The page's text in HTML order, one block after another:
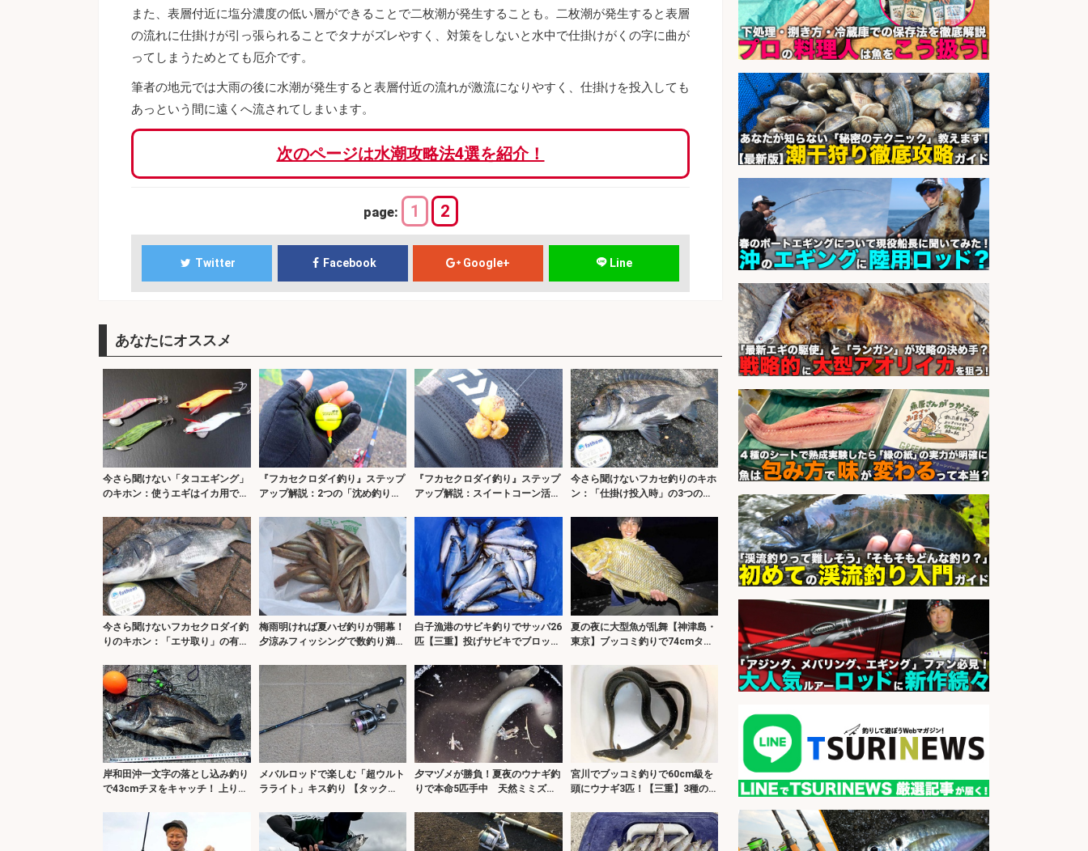
また、表層付近に塩分濃度の低い層ができることで二枚潮が発生することも。二枚潮が発生すると表層
の流れに仕掛けが引っ張られることでタナがズレやすく、対策をしないと水中で仕掛けがくの字に曲が
ってしまうためとても厄介です。
筆者の地元では大雨の後に水潮が発生すると表層付近の流れが激流になりやすく、仕掛けを投入しても
あっという間に遠くへ流されてしまいます。
次のページは水潮攻略法4選を紹介！
page: 1 2
Twitter Facebook Google+ Line
あなたにオススメ
今さら聞けない「タコエギング」
のキホン：使うエギはイカ用では
『フカセクロダイ釣り』ステップ
アップ解説：2つの「沈め釣り」
『フカセクロダイ釣り』ステップ
アップ解説：スイートコーン活用
今さら聞けないフカセ釣りのキホ
ン：「仕掛け投入時」の3つのコ
今さら聞けないフカセクロダイ釣
りのキホン：「エサ取り」の有効
梅雨明ければ夏ハゼ釣りが開幕！
夕涼みフィッシングで数釣り満喫
白子漁港のサビキ釣りでサッパ26
匹【三重】投げサビキでブロック
夏の夜に大型魚が乱舞【神津島・
東京】ブッコミ釣りで74cmタマ
岸和田沖一文字の落とし込み釣り
で43cmチヌをキャッチ！ 上り潮
メバルロッドで楽しむ「超ウルト
ラライト」キス釣り 【タック
夕マヅメが勝負！夏夜のウナギ釣
りで本命5匹手中 天然ミミズに
宮川でブッコミ釣りで60cm級を
頭にウナギ3匹！【三重】3種のエ